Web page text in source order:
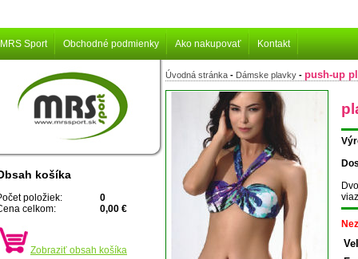
MRS Sport Obchodné podmienky Ako nakupovať Kontakt
košíka
položiek:
0
celkom:
0,00 €
Zobraziť obsah košíka
Úvodná stránka - Dámske plavky - push-up